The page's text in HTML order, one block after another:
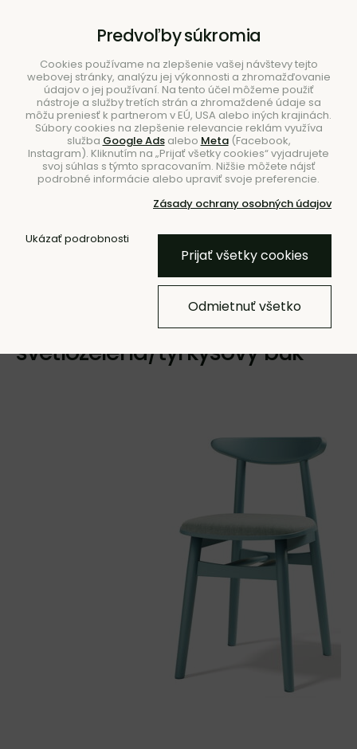
Hľadať
Úvod Nábytok Stoličky
Jedálenské stoličky
Bez podrúčok
Jedálenská stolička Bony –
svetlozelená/tyrkysový buk
Predvoľby súkromia
Cookies používame na zlepšenie vašej návštevy tejto
webovej stránky, analýzu jej výkonnosti a zhromažďovanie
údajov o jej používaní. Na tento účel môžeme použiť
nástroje a služby tretích strán a zhromaždené údaje sa
môžu preniesť k partnerom v EÚ, USA alebo iných krajinách.
Súbory cookies na zlepšenie relevancie reklám využíva
služba Google Adsalebo Meta(Facebook,
Instagram). Kliknutím na „Prijať všetky cookies“ vyjadrujete
svoj súhlas s týmto spracovaním. Nižšie môžete nájsť
podrobné informácie alebo upraviť svoje preferencie.
Zásady ochrany osobných údajov
Ukázať podrobnosti
Prijať všetky cookies
Odmietnuť všetko